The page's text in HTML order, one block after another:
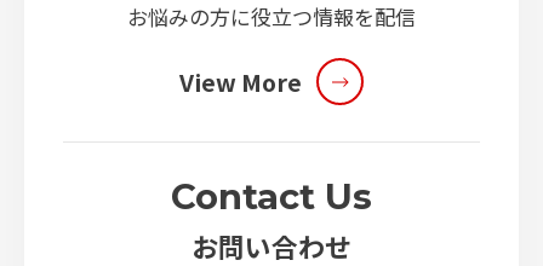
お悩みの方に役立つ情報を配信
View More
Contact Us
お問い合わせ